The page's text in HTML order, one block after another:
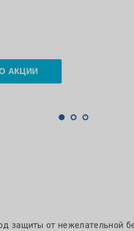
АКЦИИ
защиты от нежелательной